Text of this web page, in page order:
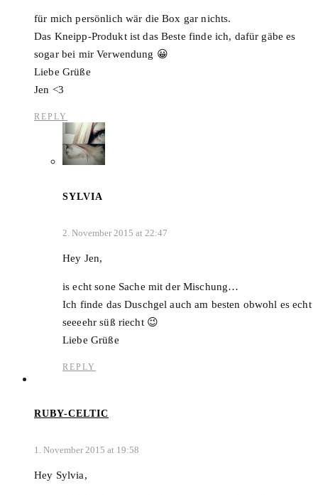
für mich persönlich wär die Box gar nichts.
Das Kneipp-Produkt ist das Beste finde ich, dafür gäbe es
sogar bei mir Verwendung 😀
Liebe Grüße
Jen <3
REPLY
SYLVIA
2. November 2015 at 22:47
Hey Jen,
is echt sone Sache mit der Mischung…
Ich finde das Duschgel auch am besten obwohl es echt
seeeehr süß riecht 😉
Liebe Grüße
REPLY
RUBY-CELTIC
1. November 2015 at 19:58
Hey Sylvia,